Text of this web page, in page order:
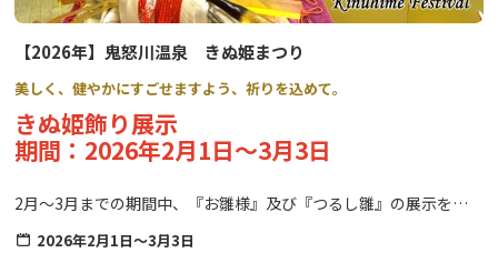
奥日光の大自然をバスで巡る、ゆったり快適な半日観光ツアーで
す。
⇒詳細はこちら
●坐禅体験
世界遺産 日光の社寺エリアで、心整う坐禅体験に参加できるツア
（令和5年9月15日（金）～令和6年9月30日（月）まで）
【2026年】鬼怒川温泉 きぬ姫まつり
美しく、健やかにすごせますよう、祈りを込めて。
きぬ姫飾り展示
期間：2026年2月1日～3月3日
2月～3月までの期間中、『お雛様』及び『つるし雛』の展示を行
います。
2026年2月1日～3月3日